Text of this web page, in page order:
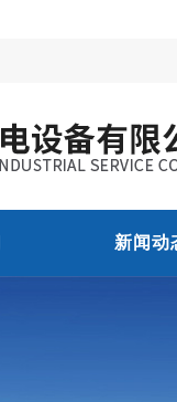
新闻动